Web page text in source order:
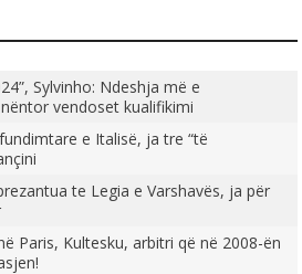
Sylvinho: Ndeshja më e
vendoset kualifikimi
e Italisë, ja tre “të
te Legia e Varshavës, ja për
Paris, Kultesku, arbitri që në 2008-ën